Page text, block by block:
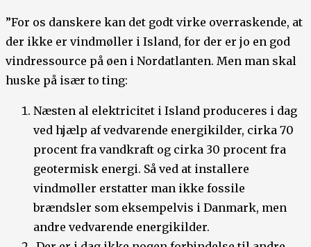
”For os danskere kan det godt virke overraskende, at
der ikke er vindmøller i Island, for der er jo en god
vindressource på øen i Nordatlanten. Men man skal
huske på især to ting:
Næsten al elektricitet i Island produceres i dag
ved hjælp af vedvarende energikilder, cirka 70
procent fra vandkraft og cirka 30 procent fra
geotermisk energi. Så ved at installere
vindmøller erstatter man ikke fossile
brændsler som eksempelvis i Danmark, men
andre vedvarende energikilder.